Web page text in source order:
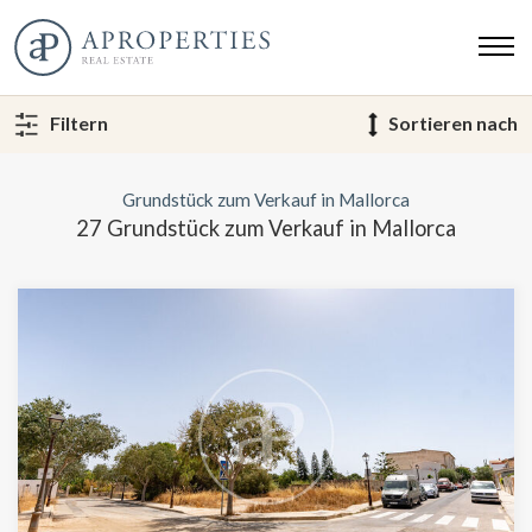
Filtern Sortieren nach
Grundstück zum Verkauf in Mallorca
27 Grundstück zum Verkauf in Mallorca